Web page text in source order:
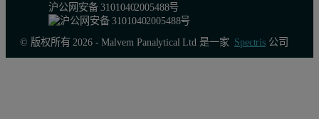
沪公网安备 31010402005488号
© 版权所有 2026 - Malvern Panalytical Ltd 是一家 Spectris公司